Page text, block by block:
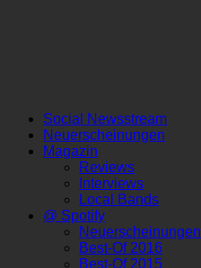
Social Newsstream
Neuerscheinungen
Magazin
Reviews
Interviews
Local Bands
@ Spotify
Neuerscheinungen
Best-Of 2016
Best-Of 2015